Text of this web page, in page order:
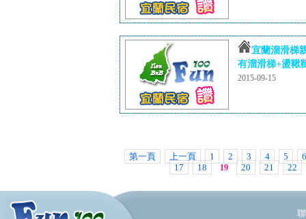
宜蘭溜滑梯
有溜滑梯+盪鞦
2015-09-15
第一頁 上一頁 1 2 3 4 5
6
17
18 19 20 21 22
聯合行銷服務伙